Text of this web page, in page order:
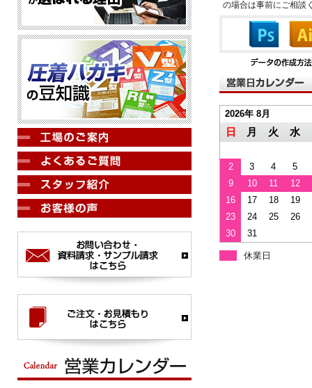
の場合は事前にご相談
2026年 8月
日 月 火 水
2 3 4
5
9
10 11
12
16
17 18
19
23
24 25
26
30
31
休業日